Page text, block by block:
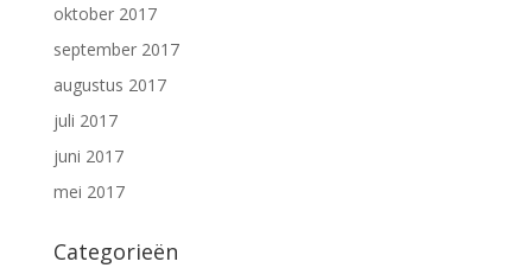
oktober 2017
september 2017
augustus 2017
juli 2017
juni 2017
mei 2017
Categorieën